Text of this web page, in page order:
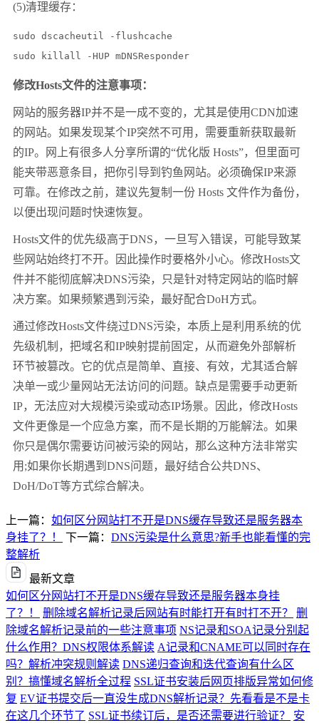
(5)清理缓存：
sudo dscacheutil -flushcache
sudo killall -HUP mDNSResponder
修改Hosts文件的注意事项：
网站的服务器IP并不是一成不变的，尤其是使用CDN加速
的网站。如果发现某个IP突然不可用，需要重新获取最新
的IP。网上有很多人分享所谓的“优化版 Hosts”，但里面可
能夹带恶意条目，把你引导到钓鱼网站。必须确保IP来源
可靠。在修改之前，建议先复制一份 Hosts 文件作为备份，
以便出现问题时快速恢复。
Hosts文件的优先级高于DNS，一旦写入错误，可能导致某
些网站始终打不开。因此操作时要格外小心。修改Hosts文
件并不能彻底解决DNS污染，只是针对特定网站的临时解
决方案。如果频繁遇到污染，最好配合DoH方式。
通过修改Hosts文件绕过DNS污染，本质上是利用系统的优
先级机制，把域名和IP映射提前固定，从而避免外部解析
环节被篡改。它的优点是简单、直接、有效，尤其适合解
决单一或少量网站无法访问的问题。缺点是需要手动更新
IP，无法应对大规模污染或动态IP场景。因此，修改Hosts
文件更像是一个应急方案，而不是长期的万能解法。如果
你只是偶尔需要访问被污染的网站，那么这种方法非常实
用;如果你长期遇到DNS问题，最好结合公共DNS、
DoH/DoT等方式综合解决。
上一篇： 如何区分网站打不开是DNS缓存导致还是服务器本
身挂了？！
下一篇： DNS污染是什么意思?新手也能看懂的完
整解析
最新文章
如何区分网站打不开是DNS缓存导致还是服务器本身挂
了？！
删除域名解析记录后网站有时能打开有时打不开？
删
除域名解析记录前的一些注意事项 NS记录和SOA记录分别起
什么作用？DNS权限体系解读 A记录和CNAME可以同时存在
吗？解析冲突规则解读 DNS递归查询和迭代查询有什么区
别？搞懂域名解析全过程 SSL证书安装后网页排版异常如何修
复 EV证书提交后一直没生成DNS解析记录？先看看是不是卡
在这几个环节了 SSL证书续订后，是否还需要进行验证？
安